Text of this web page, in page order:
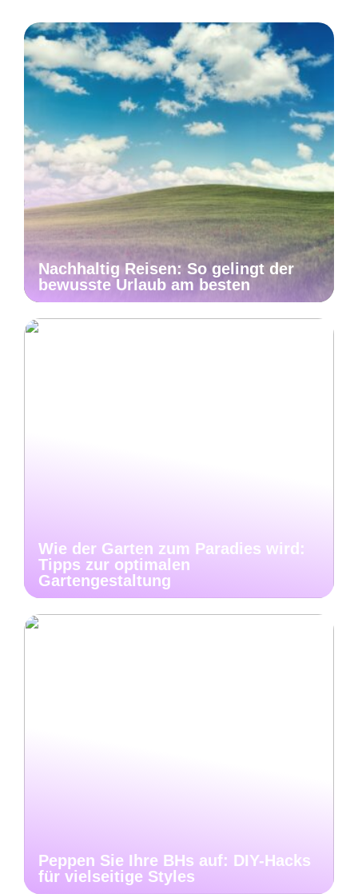
Nachhaltig Reisen: So gelingt der
bewusste Urlaub am besten
Wie der Garten zum Paradies wird:
Tipps zur optimalen
Gartengestaltung
Peppen Sie Ihre BHs auf: DIY-Hacks
für vielseitige Styles